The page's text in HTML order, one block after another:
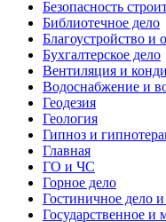
Безопасность
Библиотечное дело
Благоустройство и
Бухгалтерское дело
Вентиляция и
Водоснабжение и
Геодезия
Геология
Гипноз и
Главная
ГО и ЧС
Горное дело
Гостиничное дело
Государственное и